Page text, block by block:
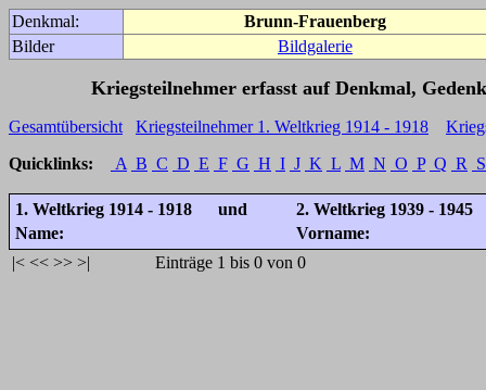
Denkmal:
Brunn-Frauenberg
Bilder
Bildgalerie
Kriegsteilnehmer erfasst auf Denkmal,
Gesamtübersicht Kriegsteilnehmer 1. Weltkrieg 1914 - 1918
Quicklinks:
A B C D E F G H I J K L M N O P Q R S
1. Weltkrieg 1914 - 1918 und
2. Weltkrieg 1939 - 1945
Name:
Vorname:
|< << >> >| Einträge 1 bis 0 von 0